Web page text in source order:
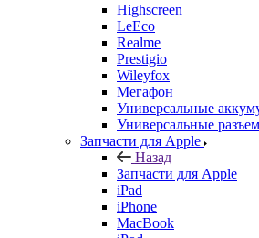
Highscreen
LeEco
Realme
Prestigio
Wileyfox
Мегафон
Универсальные
Универсальные
Запчасти для Apple
Назад
Запчасти для Apple
iPad
iPhone
MacBook